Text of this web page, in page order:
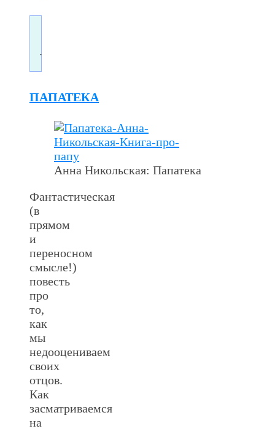
.
ПАПАТЕКА
Анна Никольская: Папатека
Фантастическая
(в
прямом
и
переносном
смысле!)
повесть
про
то,
как
мы
недооцениваем
своих
отцов.
Как
засматриваемся
на